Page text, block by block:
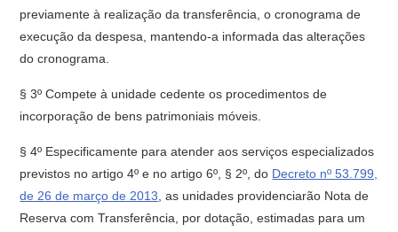
previamente à realização da transferência, o cronograma de
execução da despesa, mantendo-a informada das alterações
do cronograma.
§ 3º Compete à unidade cedente os procedimentos de
incorporação de bens patrimoniais móveis.
§ 4º Especificamente para atender aos serviços especializados
previstos no artigo 4º e no artigo 6º, § 2º, do Decreto nº 53.799,
de 26 de março de 2013 , as unidades providenciarão Nota de
Reserva com Transferência, por dotação, estimadas para um